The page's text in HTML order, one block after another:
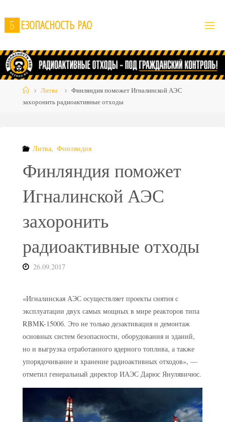
to
content
Б ЕЗОПАСНОСТЬ РАО
HomeЛитва
Финляндия поможет Игналинской АЭС
захоронить радиоактивные отходы
Литва, Финляндия
Финляндия поможет
Игналинской АЭС
захоронить
радиоактивные отходы
26.09.2017
«Игналинская АЭС осуществляет проекты снятия с
эксплуатации двух самых мощных в мире реакторов типа
RBMK-1500б. Это не только дезактивация и демонтаж
основных систем безопасности, оборудования и зданий,
но и выгрузка отработанного ядерного топлива, а также
упорядочивание и хранение радиоактивных отходов», —
отметил генеральный директор ИАЭС Дарюс Янулявичюс.